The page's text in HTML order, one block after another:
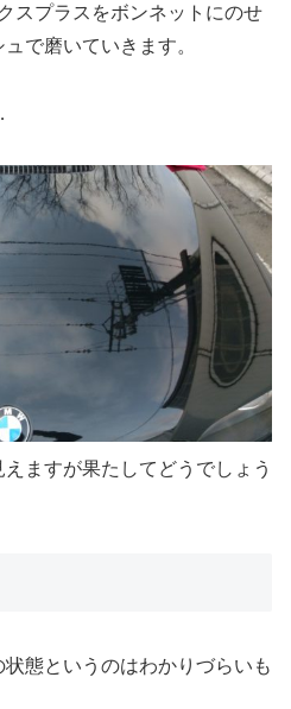
スプラスをボンネットにのせ
で磨いていきます。
ますが果たしてどうでしょう
態というのはわかりづらいも